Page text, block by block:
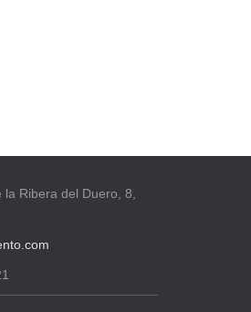
la Ribera del Duero, 8,